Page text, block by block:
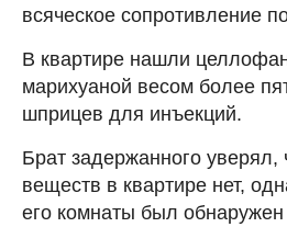
всяческое сопротивление
В квартире нашли
марихуаной весом более
шприцев для инъекций.
Брат задержанного
веществ в квартире нет,
его комнаты был обнаружен